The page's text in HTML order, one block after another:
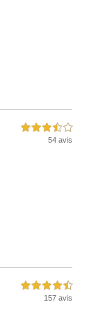
3,5 étoiles sur 5
54 avis
4,5 étoiles sur 5
157 avis